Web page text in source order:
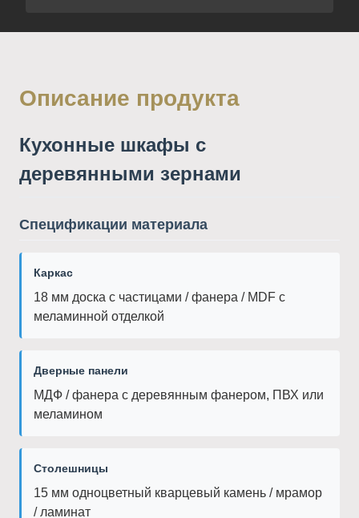
Описание продукта
Кухонные шкафы с
деревянными зернами
Спецификации материала
Каркас
18 мм доска с частицами / фанера / MDF с
меламинной отделкой
Дверные панели
МДФ / фанера с деревянным фанером, ПВХ или
меламином
Столешницы
15 мм одноцветный кварцевый камень / мрамор
/ ламинат